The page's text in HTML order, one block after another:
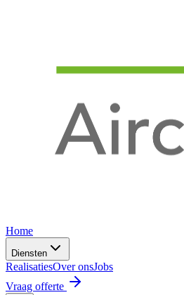
Home
Diensten
RealisatiesOver onsJobs
Vraag offerte